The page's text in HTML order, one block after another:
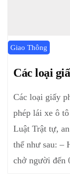
Giao Thông
Các loại
Các loại giấy
phép lái xe ô
Luật Trật tự,
thể như sau: –
chở người